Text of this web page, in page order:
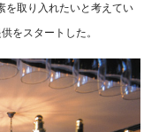
を取り入れたいと考えてい
をスタートした。